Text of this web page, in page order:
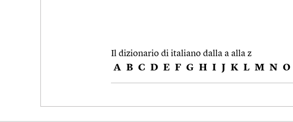
Il dizionario di italiano dalla a alla z
A B C D E F G H I J K L M N O